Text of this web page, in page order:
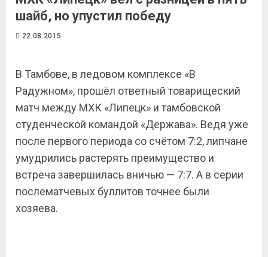
шайб, но упустил победу
22.08.2015
В Тамбове, в ледовом комплексе «В
Радужном», прошёл ответный товарищеский
матч между МХК «Липецк» и тамбовской
студенческой командой «Держава». Ведя уже
после первого периода со счётом 7:2, липчане
умудрились растерять преимущество и
встреча завершилась вничью — 7:7. А в серии
послематчевых буллитов точнее были
хозяева.